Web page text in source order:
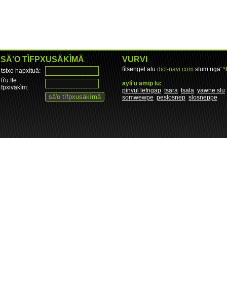
SÄ'O TÌFPXUSÄKÌMÄ
tstxo hapxìtuä:
lì'u fte
fpxiväkìm:
VURVI
fìtsengel alu dict-navi.com stum nga'
aylì'u amip lu:
pinvul lefngap tsara tsala yawne slu
somwewpe peslosnep slosneppe